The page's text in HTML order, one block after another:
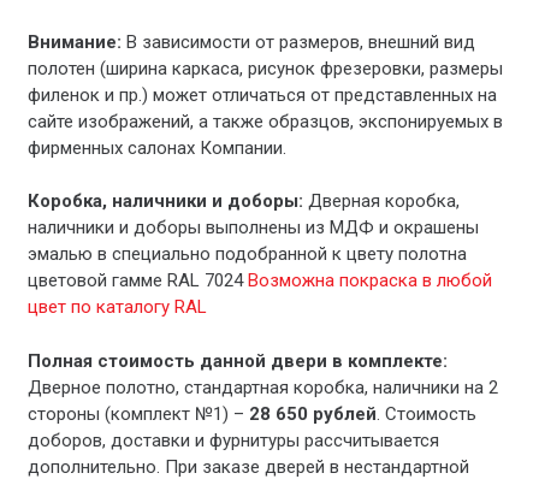
Внимание: В зависимости от размеров, внешний вид
полотен (ширина каркаса, рисунок фрезеровки, размеры
филенок и пр.) может отличаться от представленных на
сайте изображений, а также образцов, экспонируемых в
фирменных салонах Компании.
Коробка, наличники и доборы: Дверная коробка,
наличники и доборы выполнены из МДФ и окрашены
эмалью в специально подобранной к цвету полотна
цветовой гамме RAL 7024Возможна покраска в любой
цвет по каталогу RAL
Полная стоимость данной двери в комплекте:
Дверное полотно, стандартная коробка, наличники на 2
стороны (комплект №1) – 28 650 рублей . Стоимость
доборов, доставки и фурнитуры рассчитывается
дополнительно. При заказе дверей в нестандартной